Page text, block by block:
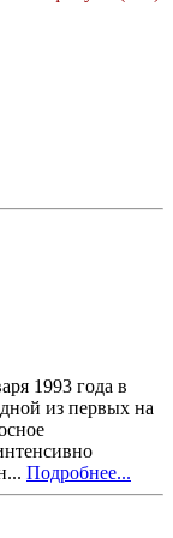
1993 года в
из первых на
Подробнее...